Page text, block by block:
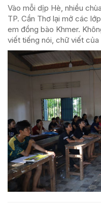
Vào mỗi dịp Hè, nhiều
TP. Cần Thơ lại mở các
em đồng bào Khmer.
viết tiếng nói, chữ viết của